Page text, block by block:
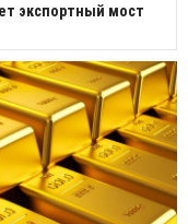
экспортный мост